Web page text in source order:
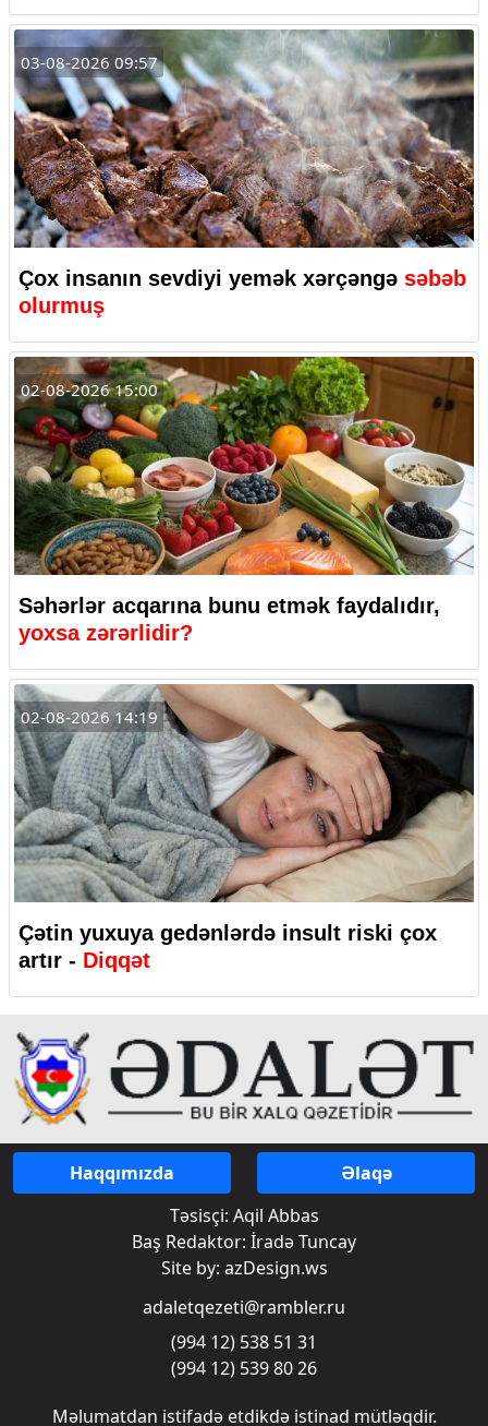
03-08-2026 09:57
Çox insanın sevdiyi yemək xərçəngə səbəb
olurmuş
02-08-2026 15:00
Səhərlər acqarına bunu etmək faydalıdır,
yoxsa zərərlidir?
02-08-2026 14:19
Çətin yuxuya gedənlərdə insult riski çox
artır - Diqqət
Haqqımızda
Əlaqə
Təsisçi: Aqil Abbas
Baş Redaktor: İradə Tuncay
Site by: azDesign.ws
adaletqezeti@rambler.ru
(994 12) 538 51 31
(994 12) 539 80 26
Məlumatdan istifadə etdikdə istinad mütləqdir.